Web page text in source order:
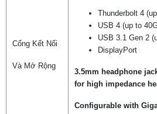
Cổng Kết Nối
Và Mở Rộng
Thunderbolt 4
USB 4 (up to
USB 3.1 Gen 2
DisplayPort
3.5mm headphone
for high impedance
Configurable with